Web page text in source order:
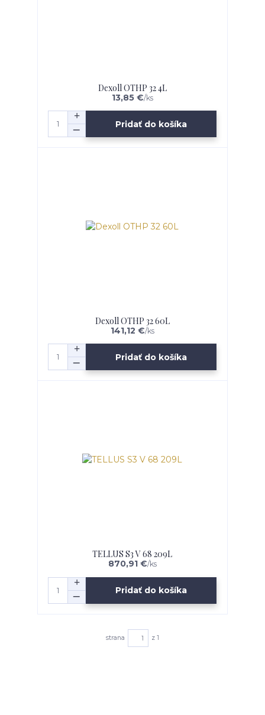
Dexoll OTHP 32 4L
13,85 €/ks
Pridať do košíka
Dexoll OTHP 32 60L
141,12 €/ks
Pridať do košíka
TELLUS S3 V 68 209L
870,91 €/ks
Pridať do košíka
strana z 1